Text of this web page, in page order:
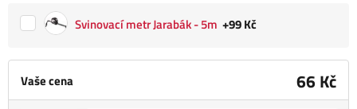
Vaše cena 66 Kč
Svinovací metr Jarabák - 5m +99 Kč